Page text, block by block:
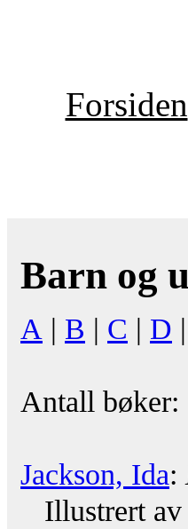
Forsiden
Barn og
A | B | C | D |
Antall bøker:
Jackson, Ida:
Illustrert av